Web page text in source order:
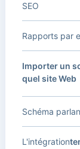
SEO
Rapports par
Importer un
quel site Web
Schéma
L'intégration